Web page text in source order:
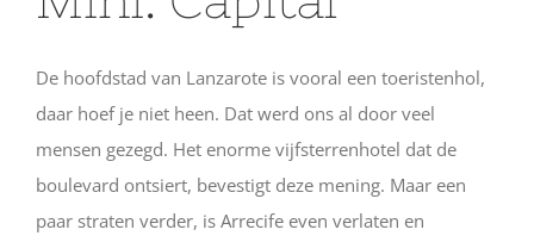
De hoofdstad van Lanzarote is vooral een toeristenhol,
daar hoef je niet heen. Dat werd ons al door veel
mensen gezegd. Het enorme vijfsterrenhotel dat de
boulevard ontsiert, bevestigt deze mening. Maar een
paar straten verder, is Arrecife even verlaten en